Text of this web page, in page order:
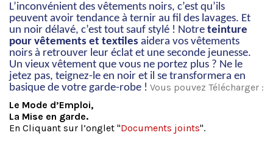
L’inconvénient des vêtements noirs, c’est qu’ils
peuvent avoir tendance à ternir au fil des lavages. Et
un noir délavé, c’est tout sauf stylé ! Notre teinture
pour vêtements et textiles aidera vos vêtements
noirs à retrouver leur éclat et une seconde jeunesse.
Un vieux vêtement que vous ne portez plus ? Ne le
jetez pas, teignez-le en noir et il se transformera en
basique de votre garde-robe ! Vous pouvez Télécharger :
Le Mode d’Emploi,
La Mise en garde.
En Cliquant sur l’onglet "Documents joints".